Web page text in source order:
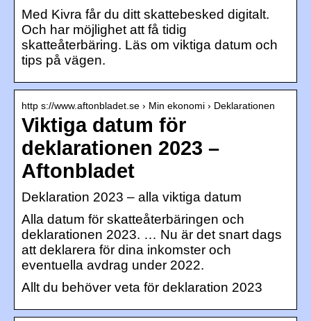
Med Kivra får du ditt skattebesked digitalt.
Och har möjlighet att få tidig
skatteåterbäring. Läs om viktiga datum och
tips på vägen.
http s://www.aftonbladet.se › Min ekonomi › Deklarationen
Viktiga datum för
deklarationen 2023 –
Aftonbladet
Deklaration 2023 – alla viktiga datum
Alla datum för skatteåterbäringen och
deklarationen 2023. … Nu är det snart dags
att deklarera för dina inkomster och
eventuella avdrag under 2022.
Allt du behöver veta för deklaration 2023